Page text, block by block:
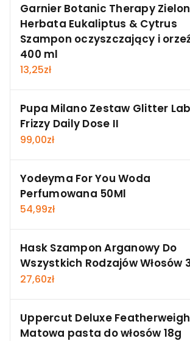
Garnier Botanic Therapy
Herbata Eukaliptus & Cytrus
Szampon oczyszczający i
400 ml
13,25zł
Pupa Milano Zestaw Glitter
Frizzy Daily Dose II
99,00zł
Yodeyma For You Woda
Perfumowana 50Ml
54,99zł
Hask Szampon Arganowy Do
Wszystkich Rodzajów Włosów
27,60zł
Uppercut Deluxe
Matowa pasta do włosów 18g